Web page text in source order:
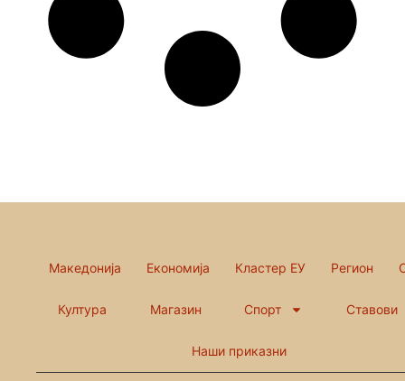
Македонија Економија Кластер ЕУ Регион
Култура Магазин Спорт Ставови
Наши приказни